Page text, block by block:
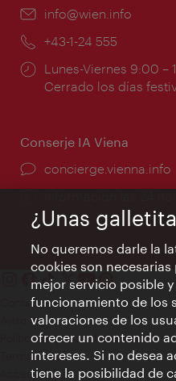
e-
info@wien.info
Teléfono:
+43-1-24 555
Horarios
de
Lunes-Viernes 9:00 –
Cerrado los días
Conserje IA Viena
concierge.vienna.info
Contacto
Aviso legal
Política de privacidad de datos
Terms of Use
Accesibilidad
¿Unas
No queremos darle la
cookies son
mejor servicio posible
funcionamiento de los
valoraciones de los
ofrecer un contenido
intereses. Si no desea
tiene la posibilidad de